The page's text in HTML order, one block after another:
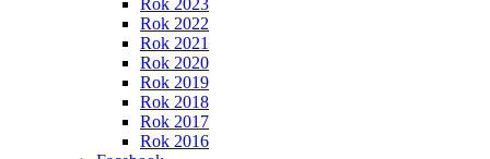
Rok 2023
Rok 2022
Rok 2021
Rok 2020
Rok 2019
Rok 2018
Rok 2017
Rok 2016